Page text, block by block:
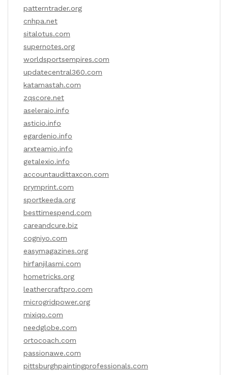
patterntrader.org
cnhpa.net
sitalotus.com
supernotes.org
worldsportsempires.com
updatecentral360.com
katamastah.com
zqscore.net
aseleraio.info
asticio.info
egardenio.info
arxteamio.info
getalexio.info
accountaudittaxcon.com
prymprint.com
sportkeeda.org
besttimespend.com
careandcure.biz
cogniyo.com
easymagazines.org
hirfanjilasmi.com
hometricks.org
leathercraftpro.com
microgridpower.org
mixiqo.com
needglobe.com
ortocoach.com
passionawe.com
pittsburghpaintingprofessionals.com